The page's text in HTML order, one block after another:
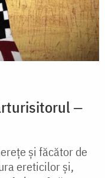
‒
și făcător de
ereticilor și,